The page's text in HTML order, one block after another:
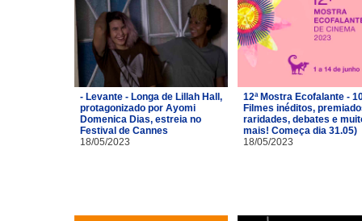
- Levante - Longa de Lillah Hall,
protagonizado por Ayomi
Domenica Dias, estreia no
Festival de Cannes
18/05/2023
12ª Mostra Ecofalante -
Filmes inéditos,
raridades, debates e
mais! Começa dia 31.05)
18/05/2023